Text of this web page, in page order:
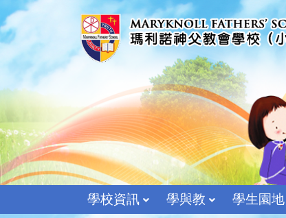
學校資訊 學與教 學生園地